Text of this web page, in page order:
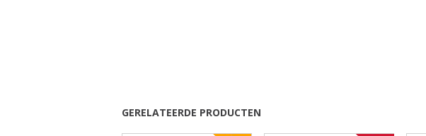
GERELATEERDE PRODUCTEN